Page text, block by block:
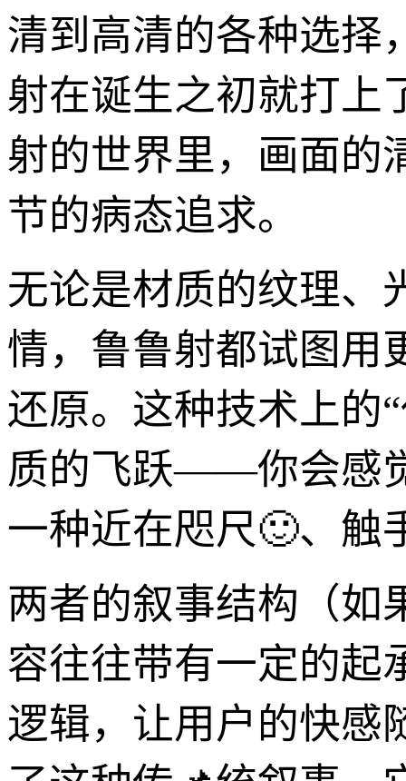
清到高清的各种选择
射在诞生之初就打上
射的世界里，画面的
节的病态追求。
无论是材质的纹理、
情，鲁鲁射都试图用
还原。这种技术上的
质的飞跃——你会感
一种近在咫尺🙂、触
两者的叙事结构（如
容往往带有一定的起
逻辑，让用户的快感